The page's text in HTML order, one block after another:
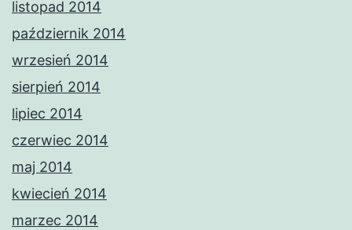
listopad 2014
październik 2014
wrzesień 2014
sierpień 2014
lipiec 2014
czerwiec 2014
maj 2014
kwiecień 2014
marzec 2014